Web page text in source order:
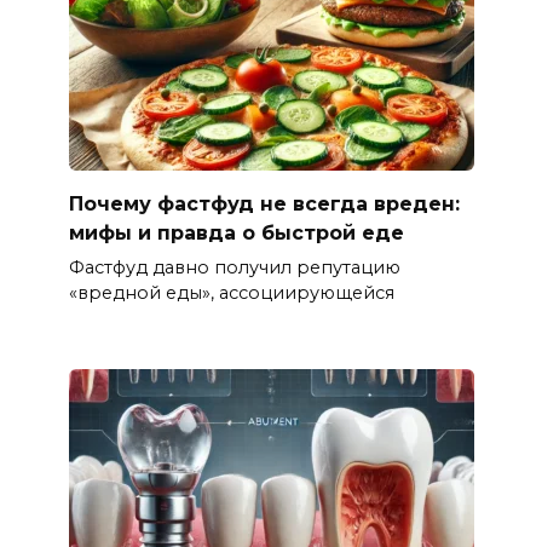
Почему фастфуд не всегда вреден:
мифы и правда о быстрой еде
Фастфуд давно получил репутацию
«вредной еды», ассоциирующейся